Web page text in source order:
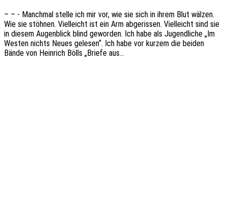
– – - Manch­mal stelle ich mir vor, wie sie sich in ihrem Blut wälzen.
Wie sie stöh­nen. Viel­leicht ist ein Arm abge­ris­sen. Viel­leicht sind sie
in diesem Augen­blick blind gewor­den. Ich habe als Jugend­li­che „Im
Westen nichts Neues gele­sen“. Ich habe vor kurzem die beiden
Bände von Hein­rich Bölls „Briefe aus…